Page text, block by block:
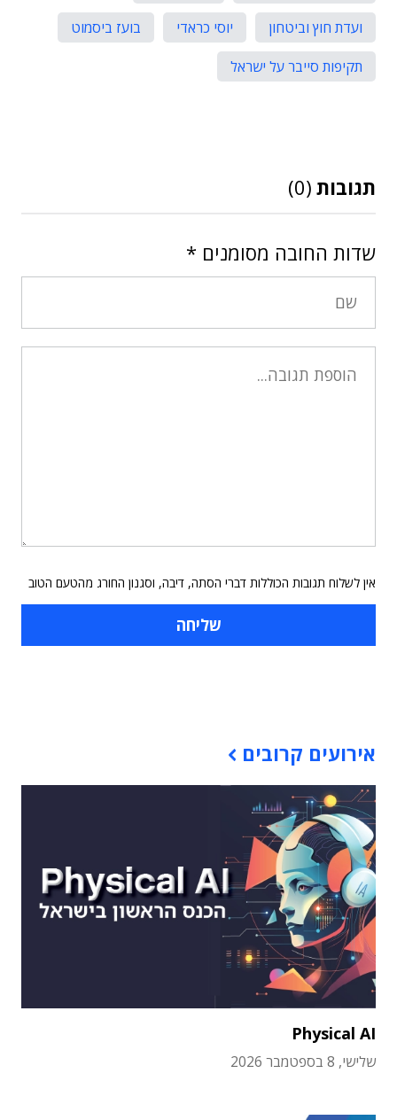
ועדת חוץ וביטחון
יוסי כראדי
בועז ביסמוט
תקיפות סייבר על ישראל
תגובות (0)
שדות החובה מסומנים *
אין לשלוח תגובות הכוללות דברי הסתה, דיבה, וסגנון החורג מהטעם הטוב
אירועים קרובים
Physical AI
שלישי, 8 בספטמבר 2026